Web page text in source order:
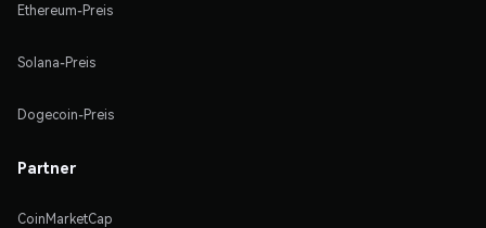
Ethereum-Preis
Solana-Preis
Dogecoin-Preis
Partner
CoinMarketCap